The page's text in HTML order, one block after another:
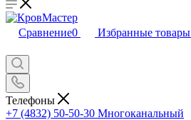
Сравнение0 Избранные товары
Телефоны
+7 (4832) 50-50-30 Многоканальный